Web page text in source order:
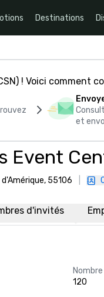
Destinations
! Voici comment
et
Event
55106
d'invités
120